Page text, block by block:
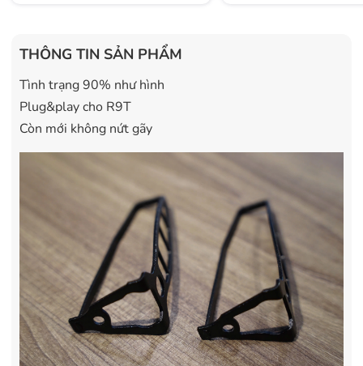
THÔNG TIN SẢN PHẨM
Tình trạng 90% như hình
Plug&play cho R9T
Còn mới không nứt gãy